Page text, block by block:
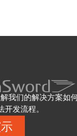
我们的解决方案如
开发流程。